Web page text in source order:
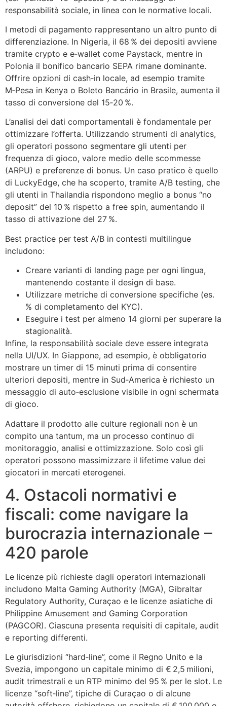
responsabilità sociale, in linea con le normative locali.
I metodi di pagamento rappresentano un altro punto di
differenziazione. In Nigeria, il 68 % dei depositi avviene
tramite crypto e e‑wallet come Paystack, mentre in
Polonia il bonifico bancario SEPA rimane dominante.
Offrire opzioni di cash‑in locale, ad esempio tramite
M‑Pesa in Kenya o Boleto Bancário in Brasile, aumenta il
tasso di conversione del 15‑20 %.
L’analisi dei dati comportamentali è fondamentale per
ottimizzare l’offerta. Utilizzando strumenti di analytics,
gli operatori possono segmentare gli utenti per
frequenza di gioco, valore medio delle scommesse
(ARPU) e preferenze di bonus. Un caso pratico è quello
di LuckyEdge, che ha scoperto, tramite A/B testing, che
gli utenti in Thailandia rispondono meglio a bonus “no
deposit” del 10 % rispetto a free spin, aumentando il
tasso di attivazione del 27 %.
Best practice per test A/B in contesti multilingue
includono:
Creare varianti di landing page per ogni lingua,
mantenendo costante il design di base.
Utilizzare metriche di conversione specifiche (es.
% di completamento del KYC).
Eseguire i test per almeno 14 giorni per superare la
stagionalità.
Infine, la responsabilità sociale deve essere integrata
nella UI/UX. In Giappone, ad esempio, è obbligatorio
mostrare un timer di 15 minuti prima di consentire
ulteriori depositi, mentre in Sud‑America è richiesto un
messaggio di auto‑esclusione visibile in ogni schermata
di gioco.
Adattare il prodotto alle culture regionali non è un
compito una tantum, ma un processo continuo di
monitoraggio, analisi e ottimizzazione. Solo così gli
operatori possono massimizzare il lifetime value dei
giocatori in mercati eterogenei.
4. Ostacoli normativi e
fiscali: come navigare la
burocrazia internazionale –
420 parole
Le licenze più richieste dagli operatori internazionali
includono Malta Gaming Authority (MGA), Gibraltar
Regulatory Authority, Curaçao e le licenze asiatiche di
Philippine Amusement and Gaming Corporation
(PAGCOR). Ciascuna presenta requisiti di capitale, audit
e reporting differenti.
Le giurisdizioni “hard‑line”, come il Regno Unito e la
Svezia, impongono un capitale minimo di € 2,5 milioni,
audit trimestrali e un RTP minimo del 95 % per le slot. Le
licenze “soft‑line”, tipiche di Curaçao o di alcune